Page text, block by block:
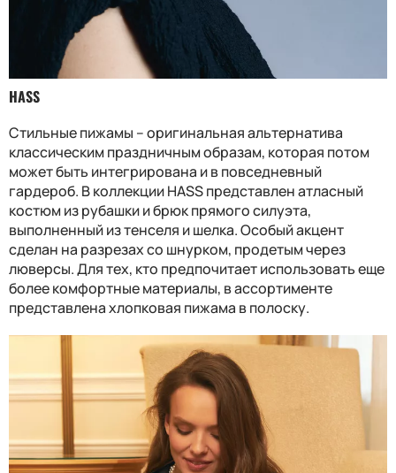
HASS
Стильные пижамы – оригинальная альтернатива
классическим праздничным образам, которая потом
может быть интегрирована и в повседневный
гардероб. В коллекции HASS представлен атласный
костюм из рубашки и брюк прямого силуэта,
выполненный из тенселя и шелка. Особый акцент
сделан на разрезах со шнурком, продетым через
люверсы. Для тех, кто предпочитает использовать еще
более комфортные материалы, в ассортименте
представлена хлопковая пижама в полоску.